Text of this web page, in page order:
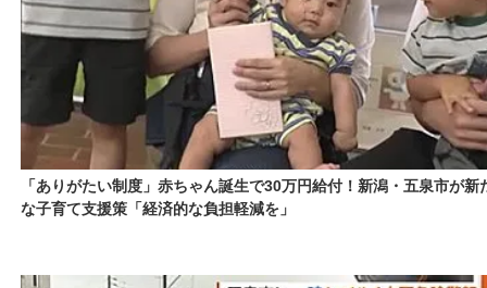
「ありがたい制度」赤ちゃん誕生で30万円給付！新潟・五泉市が新
な子育て支援策「経済的な負担軽減を」